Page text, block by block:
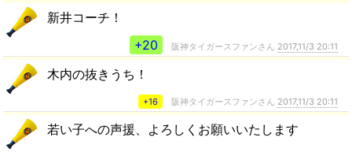
新井コーチ！
+20
阪神タイガースファンさん 2017,11/3 20:11
木内の抜きうち！
+16 阪神タイガースファンさん 2017,11/3 20:11
若い子への声援、よろしくお願いいたします